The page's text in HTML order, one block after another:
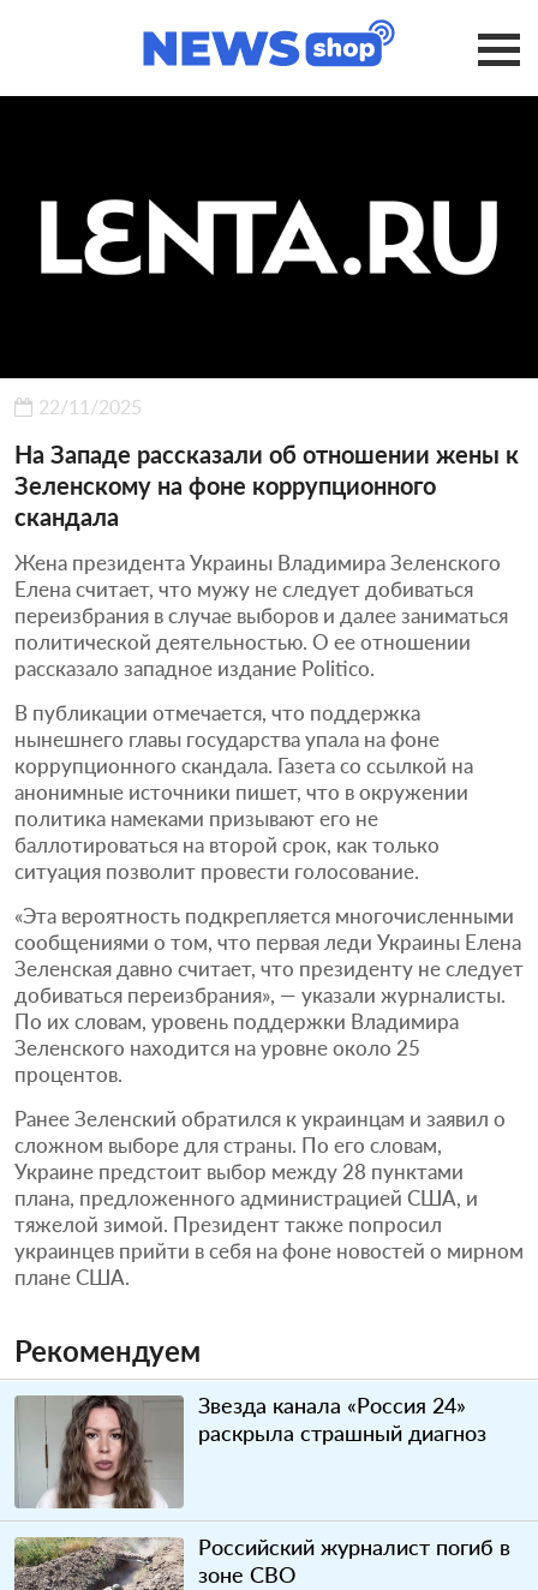
22/11/2025
На Западе рассказали об отношении жены к
Зеленскому на фоне коррупционного
скандала
Жена президента Украины Владимира Зеленского
Елена считает, что мужу не следует добиваться
переизбрания в случае выборов и далее заниматься
политической деятельностью. О ее отношении
рассказало западное издание Politico.
В публикации отмечается, что поддержка
нынешнего главы государства упала на фоне
коррупционного скандала. Газета со ссылкой на
анонимные источники пишет, что в окружении
политика намеками призывают его не
баллотироваться на второй срок, как только
ситуация позволит провести голосование.
«Эта вероятность подкрепляется многочисленными
сообщениями о том, что первая леди Украины Елена
Зеленская давно считает, что президенту не следует
добиваться переизбрания», — указали журналисты.
По их словам, уровень поддержки Владимира
Зеленского находится на уровне около 25
процентов.
Ранее Зеленский обратился к украинцам и заявил о
сложном выборе для страны. По его словам,
Украине предстоит выбор между 28 пунктами
плана, предложенного администрацией США, и
тяжелой зимой. Президент также попросил
украинцев прийти в себя на фоне новостей о мирном
плане США.
Рекомендуем
Звезда канала «Россия 24»
раскрыла страшный диагноз
Российский журналист погиб в
зоне СВО